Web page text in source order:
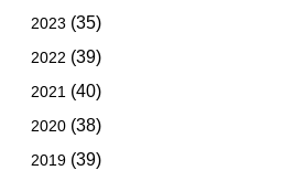
2023 (35)
2022 (39)
2021 (40)
2020 (38)
2019 (39)